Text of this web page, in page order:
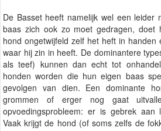
De Basset heeft namelijk wel een leider
baas zich ook zo moet gedragen,
hond ongetwijfeld zelf het heft in
waar hij zin in heeft. De dominantere
als teef) kunnen dan echt tot
honden worden die hun eigen baas
gevolgen van dien. Een dominante
grommen of erger nog gaat
opvoedingsprobleem: er is gebrek aan
Vaak krijgt de hond (of soms zelfs de